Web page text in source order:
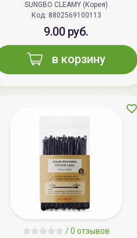
SUNGBO CLEAMY (Корея)
Код: 8802569100113
9.00 руб.
в корзину
/0 отзывов